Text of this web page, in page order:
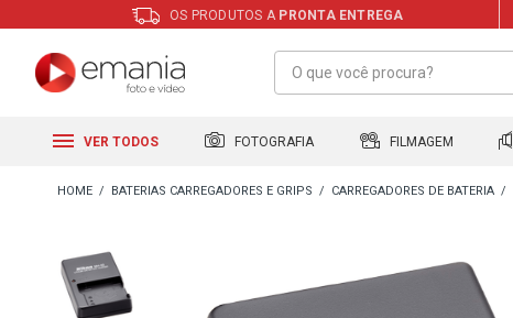
OS PRODUTOS A PRONTA ENTREGA
VER TODOS FOTOGRAFIA FILMAGEM
BATERIAS CARREGADORES E GRIPS CARREGADORES DE BATERIA